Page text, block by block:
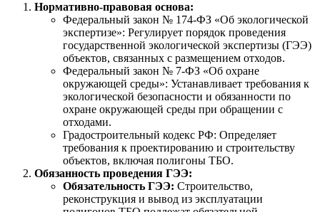
Нормативно-правовая основа:
Федеральный закон № 174-ФЗ «Об экологической
экспертизе»: Регулирует порядок проведения
государственной экологической экспертизы (ГЭЭ)
объектов, связанных с размещением отходов.
Федеральный закон № 7-ФЗ «Об охране
окружающей среды»: Устанавливает требования к
экологической безопасности и обязанности по
охране окружающей среды при обращении с
отходами.
Градостроительный кодекс РФ: Определяет
требования к проектированию и строительству
объектов, включая полигоны ТБО.
Обязанность проведения ГЭЭ:
Обязательность ГЭЭ: Строительство,
реконструкция и вывод из эксплуатации